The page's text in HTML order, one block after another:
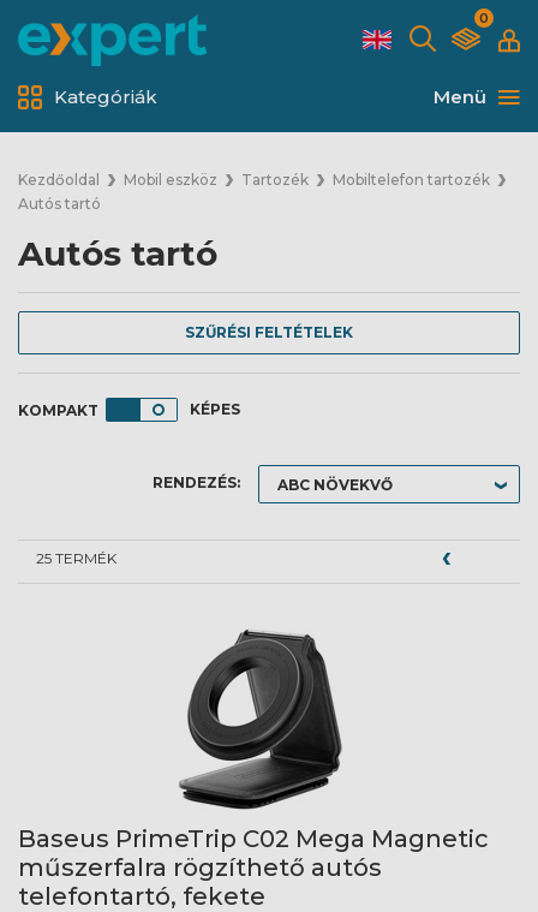
0
Menü
Kategóriák
Kezdőoldal Mobil eszköz Tartozék
Mobiltelefon tartozék
Autós tartó
Autós tartó
SZŰRÉSI FELTÉTELEK
KÉPES
RENDEZÉS:
25 TERMÉK
Baseus PrimeTrip C02 Mega Magnetic
műszerfalra rögzíthető autós
telefontartó, fekete